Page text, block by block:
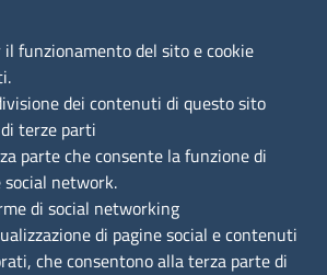
e cookie
il funzionamento del sito e cookie
dei contenuti di questo sito
terze parti
parte che consente la funzione di
network.
di social networking
di pagine social e contenuti
che consentono alla terza parte di